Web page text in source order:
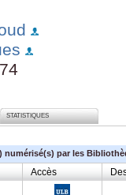
STATISTIQUES
numérisé(s) par les
Accès